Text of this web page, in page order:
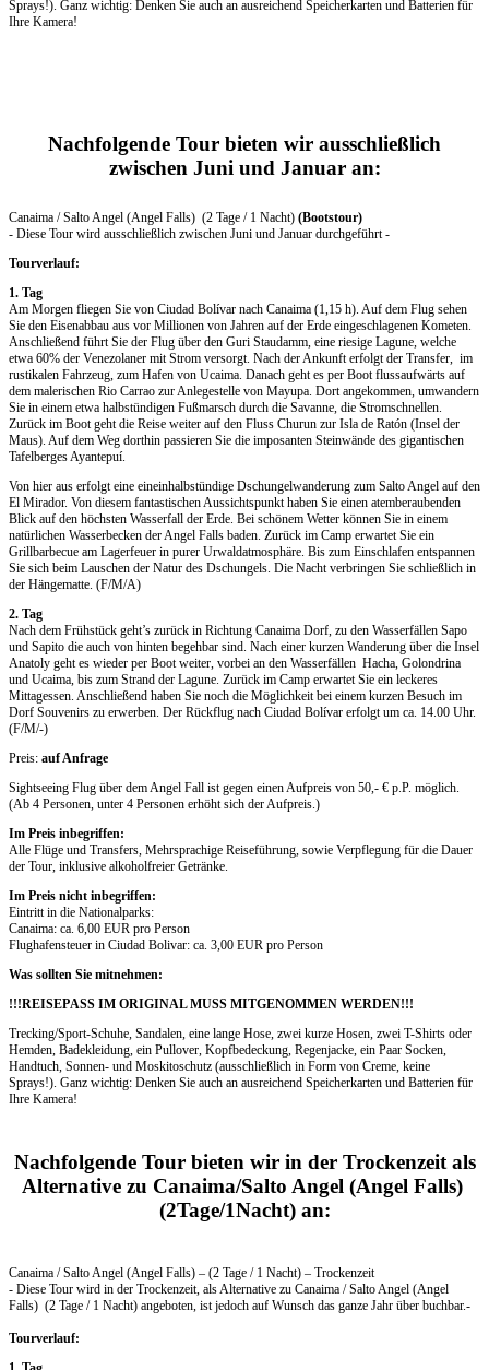
Sprays!). Ganz wichtig: Denken Sie auch an ausreichend Speicherkarten und Batterien für
Ihre Kamera!
Nachfolgende Tour bieten wir ausschließlich
zwischen Juni und Januar an:
Canaima / Salto Angel (Angel Falls) (2 Tage / 1 Nacht) (Bootstour)
- Diese Tour wird ausschließlich zwischen Juni und Januar durchgeführt -
Tourverlauf:
1. Tag
Am Morgen fliegen Sie von Ciudad Bolívar nach Canaima (1,15 h). Auf dem Flug sehen
Sie den Eisenabbau aus vor Millionen von Jahren auf der Erde eingeschlagenen Kometen.
Anschließend führt Sie der Flug über den Guri Staudamm, eine riesige Lagune, welche
etwa 60% der Venezolaner mit Strom versorgt. Nach der Ankunft erfolgt der Transfer, im
rustikalen Fahrzeug, zum Hafen von Ucaima. Danach geht es per Boot flussaufwärts auf
dem malerischen Rio Carrao zur Anlegestelle von Mayupa. Dort angekommen, umwandern
Sie in einem etwa halbstündigen Fußmarsch durch die Savanne, die Stromschnellen.
Zurück im Boot geht die Reise weiter auf den Fluss Churun zur Isla de Ratón (Insel der
Maus). Auf dem Weg dorthin passieren Sie die imposanten Steinwände des gigantischen
Tafelberges Ayantepuí.
Von hier aus erfolgt eine eineinhalbstündige Dschungelwanderung zum Salto Angel auf den
El Mirador. Von diesem fantastischen Aussichtspunkt haben Sie einen atemberaubenden
Blick auf den höchsten Wasserfall der Erde. Bei schönem Wetter können Sie in einem
natürlichen Wasserbecken der Angel Falls baden. Zurück im Camp erwartet Sie ein
Grillbarbecue am Lagerfeuer in purer Urwaldatmosphäre. Bis zum Einschlafen entspannen
Sie sich beim Lauschen der Natur des Dschungels. Die Nacht verbringen Sie schließlich in
der Hängematte. (F/M/A)
2. Tag
Nach dem Frühstück geht’s zurück in Richtung Canaima Dorf, zu den Wasserfällen Sapo
und Sapito die auch von hinten begehbar sind. Nach einer kurzen Wanderung über die Insel
Anatoly geht es wieder per Boot weiter, vorbei an den Wasserfällen Hacha, Golondrina
und Ucaima, bis zum Strand der Lagune. Zurück im Camp erwartet Sie ein leckeres
Mittagessen. Anschließend haben Sie noch die Möglichkeit bei einem kurzen Besuch im
Dorf Souvenirs zu erwerben. Der Rückflug nach Ciudad Bolívar erfolgt um ca. 14.00 Uhr.
(F/M/-)
Preis: auf Anfrage
Sightseeing Flug über dem Angel Fall ist gegen einen Aufpreis von 50,- € p.P. möglich.
(Ab 4 Personen, unter 4 Personen erhöht sich der Aufpreis.)
Im Preis inbegriffen:
Alle Flüge und Transfers, Mehrsprachige Reiseführung, sowie Verpflegung für die Dauer
der Tour, inklusive alkoholfreier Getränke.
Im Preis nicht inbegriffen:
Eintritt in die Nationalparks:
Canaima: ca. 6,00 EUR pro Person
Flughafensteuer in Ciudad Bolivar: ca. 3,00 EUR pro Person
Was sollten Sie mitnehmen:
!!!REISEPASS IM ORIGINAL MUSS MITGENOMMEN WERDEN!!!
Trecking/Sport-Schuhe, Sandalen, eine lange Hose, zwei kurze Hosen, zwei T-Shirts oder
Hemden, Badekleidung, ein Pullover, Kopfbedeckung, Regenjacke, ein Paar Socken,
Handtuch, Sonnen- und Moskitoschutz (ausschließlich in Form von Creme, keine
Sprays!). Ganz wichtig: Denken Sie auch an ausreichend Speicherkarten und Batterien für
Ihre Kamera!
Nachfolgende Tour bieten wir in der Trockenzeit als
Alternative zu Canaima/Salto Angel (Angel Falls)
(2Tage/1Nacht) an:
Canaima / Salto Angel (Angel Falls) – (2 Tage / 1 Nacht) – Trockenzeit
- Diese Tour wird in der Trockenzeit, als Alternative zu Canaima / Salto Angel (Angel
Falls) (2 Tage / 1 Nacht) angeboten, ist jedoch auf Wunsch das ganze Jahr über buchbar.-
Tourverlauf: